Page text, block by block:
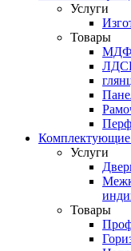
Услуги
Товары
МДФ
Комплектующие
Услуги
Товары